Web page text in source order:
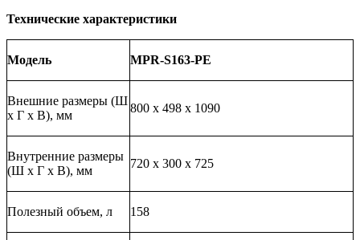
Технические характеристики
Модель MPR-S163-PE
Внешние размеры (Ш
х Г х В), мм
800 х 498 х 1090
Внутренние размеры
(Ш х Г х В), мм
720 х 300 х 725
Полезный объем, л 158